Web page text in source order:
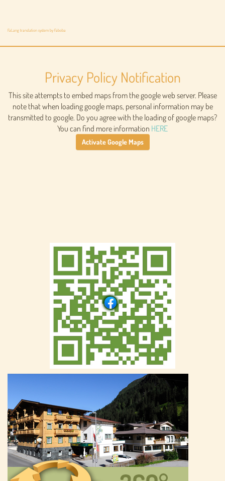
FaLang translation system by Faboba
Privacy Policy Notification
This site attempts to embed maps from the google web server. Please
note that when loading google maps, personal information may be
transmitted to google. Do you agree with the loading of google maps?
You can find more information HERE